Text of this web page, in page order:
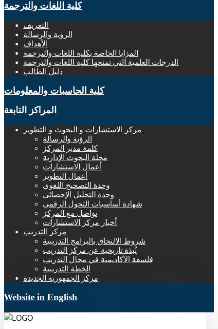
كلية اللغات والترجمة
التعريف
الرؤية والرسالة
الأهداف
المزايا الخاصة بكلية اللغات والترجمة
الدرجات العلمية التي تمنحها كلية اللغات والترجمة
دليل الطالب
كلية الحاسبات والمعلومات
المراكز التابعة
مركز الاستشارات و البحوث و التطوير
الرؤية والرسالة
كلمة مدير المركز
مجلة البحوث الإدارية
أعمال الاستشارات
أعمال التطوير
وحدة التصحيح اللغوي
وحدة التحليل الإحصائي
شهادة أساسيات التحول الرقمي
تواصل مع المركز
أخبار مركز الاستشارات
مركز التدريب
شروط الالتحاق بالبرامج التدريبية
نُبذة تاريخية عن مركز التدريب
فلسفة الأكاديمية في مجال التدريب
الخطة التدريبية
مركز الجمهورية الجديدة
Website in English